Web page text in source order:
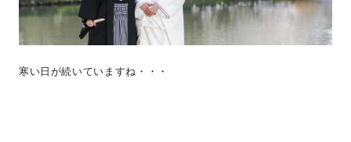
寒い日が続いていますね・・・